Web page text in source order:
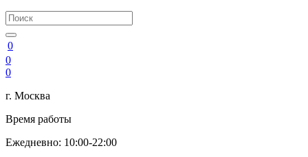
0
0
0
г. Москва
Время работы
Ежедневно: 10:00-22:00